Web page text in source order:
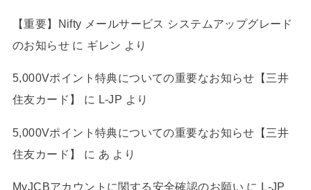
【重要】Nifty メールサービス システムアップグレード
のお知らせに ギレン より
5,000Vポイント特典についての重要なお知らせ【三井
住友カード】
に L-JP より
5,000Vポイント特典についての重要なお知らせ【三井
住友カード】
に あ より
MyJCBアカウントに関する安全確認のお願い に L-JP